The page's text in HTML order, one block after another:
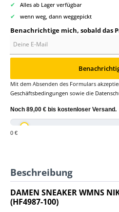
✔ Alles ab Lager verfügbar
✔ wenn weg, dann weggepickt
Benachrichtige mich, sobald das
Mit dem Absenden des Formulars
Geschäftsbedingungen sowie die
Noch 89,00 € bis kostenloser Versand.
0 €
Beschreibung
DAMEN SNEAKER WMNS
(HF4987-100)